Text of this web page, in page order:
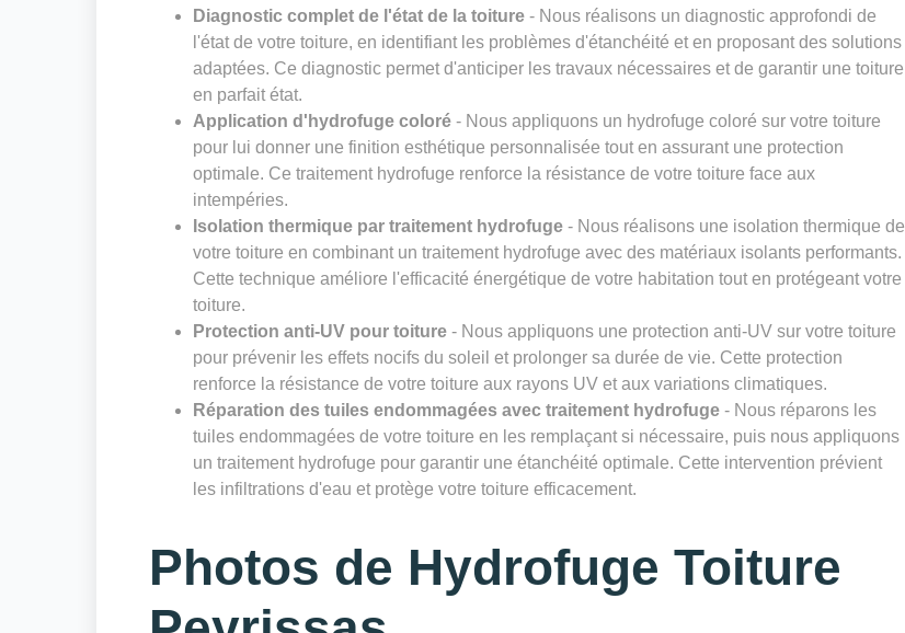
Diagnostic complet de l'état de la toiture - Nous réalisons un diagnostic approfondi de
l'état de votre toiture, en identifiant les problèmes d'étanchéité et en proposant des solutions
adaptées. Ce diagnostic permet d'anticiper les travaux nécessaires et de garantir une toiture
en parfait état.
Application d'hydrofuge coloré - Nous appliquons un hydrofuge coloré sur votre toiture
pour lui donner une finition esthétique personnalisée tout en assurant une protection
optimale. Ce traitement hydrofuge renforce la résistance de votre toiture face aux
intempéries.
Isolation thermique par traitement hydrofuge - Nous réalisons une isolation thermique de
votre toiture en combinant un traitement hydrofuge avec des matériaux isolants performants.
Cette technique améliore l'efficacité énergétique de votre habitation tout en protégeant votre
toiture.
Protection anti-UV pour toiture - Nous appliquons une protection anti-UV sur votre toiture
pour prévenir les effets nocifs du soleil et prolonger sa durée de vie. Cette protection
renforce la résistance de votre toiture aux rayons UV et aux variations climatiques.
Réparation des tuiles endommagées avec traitement hydrofuge - Nous réparons les
tuiles endommagées de votre toiture en les remplaçant si nécessaire, puis nous appliquons
un traitement hydrofuge pour garantir une étanchéité optimale. Cette intervention prévient
les infiltrations d'eau et protège votre toiture efficacement.
Photos de Hydrofuge Toiture